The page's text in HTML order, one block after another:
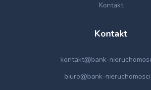
Kontakt
Kontakt
kontakt@bank-
biuro@bank-